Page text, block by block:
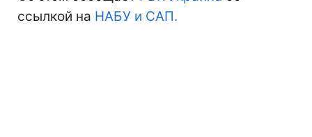
ссылкой на НАБУ и САП.